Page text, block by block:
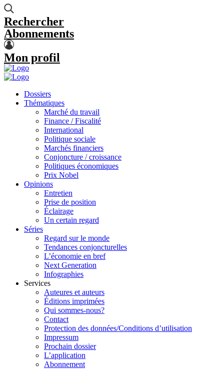
Rechercher
Abonnements
Mon profil
Dossiers
Thématiques
Marché du travail
Finance / Fiscalité
International
Politique sociale
Marchés financiers
Conjoncture / croissance
Politiques économiques
Prix Nobel
Opinions
Entretien
Prise de position
Éclairage
Un certain regard
Séries
Regard sur le monde
Tendances conjoncturelles
L’économie en bref
Next Generation
Infographies
Services
Auteures et auteurs
Éditions imprimées
Qui sommes-nous?
Contact
Protection des données/Conditions d’utilisation
Impressum
Prochain dossier
L’application
Abonnement